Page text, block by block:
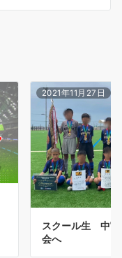
2021年11月27日
スクール生 中宮
会へ